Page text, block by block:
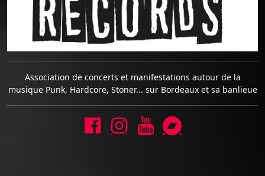
Association de concerts et manifestations autour de la
musique Punk, Hardcore, Stoner... sur Bordeaux et sa banlieue